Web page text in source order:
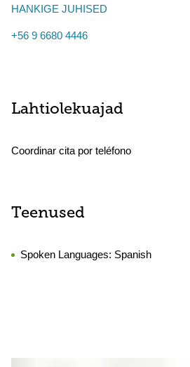
HANKIGE JUHISED
+56 9 6680 4446
Lahtiolekuajad
Coordinar cita por teléfono
Teenused
Spoken Languages: Spanish